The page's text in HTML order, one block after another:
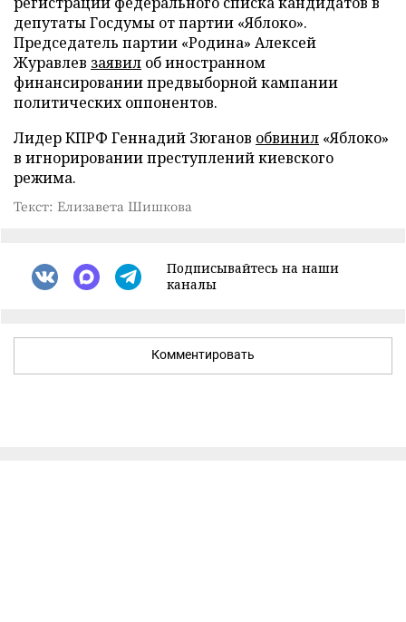
депутаты Госдумы от партии «Яблоко».
Председатель партии «Родина» Алексей
Журавлев заявил об иностранном
финансировании предвыборной кампании
политических оппонентов.
Лидер КПРФ Геннадий Зюганов обвинил «Яблоко»
в игнорировании преступлений киевского
режима.
Текст: Елизавета Шишкова
Подписывайтесь на наши
каналы
Комментировать